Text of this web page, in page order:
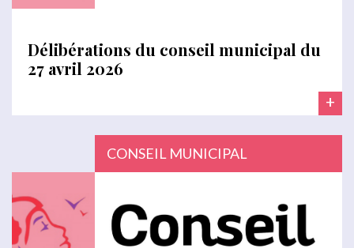
Délibérations du conseil municipal du
27 avril 2026
+
CONSEIL MUNICIPAL